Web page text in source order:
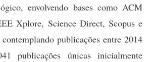
envolvendo bases como ACM
Xplore, Science Direct, Scopus e
publicações entre 2014
publicações únicas inicialmente